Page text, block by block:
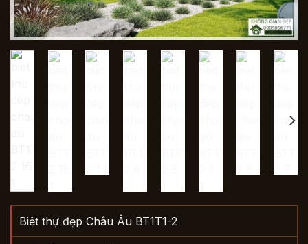
Biệt thự đẹp Châu Âu BT1T1-2